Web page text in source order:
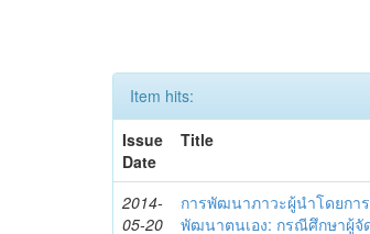
Item hits:
Issue
Date
Title
2014-
05-20
การพัฒนาภาวะผู้นำโดยกา
พัฒนาตนเอง: กรณีศึกษาผู้